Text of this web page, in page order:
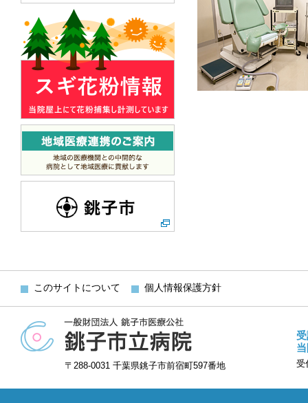
このサイトについて 個人情報保護方針
〒288-0031 千葉県銚子市前宿町597番地 受